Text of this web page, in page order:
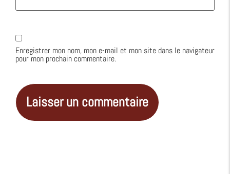
Enregistrer mon nom, mon e-mail et mon site dans le navigateur
pour mon prochain commentaire.